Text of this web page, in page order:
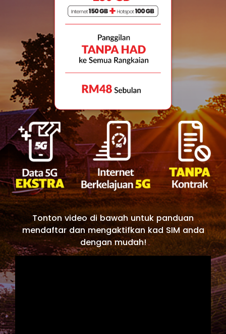
Tonton video di bawah untuk panduan
mendaftar dan mengaktifkan kad SIM anda
dengan mudah!